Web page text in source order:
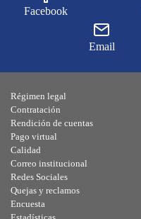
Facebook
Email
Régimen legal
Contratación
Rendición de cuentas
Pago virtual
Calidad
Correo institucional
Redes Sociales
Quejas y reclamos
Encuesta